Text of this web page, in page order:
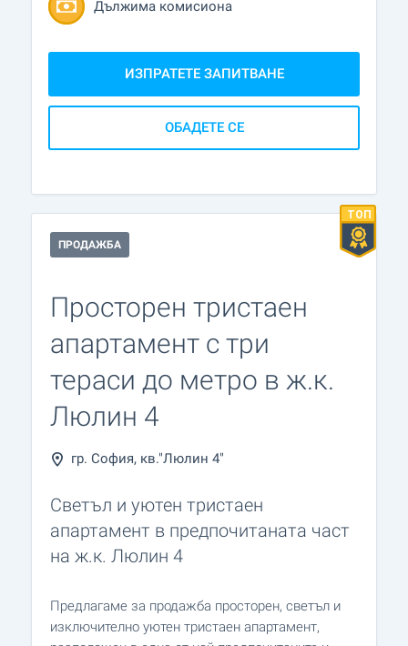
Дължима комисиона
ИЗПРАТЕТЕ ЗАПИТВАНЕ
ОБАДЕТЕ СЕ
ПРОДАЖБА
Просторен тристаен
апартамент с три
тераси до метро в ж.к.
Люлин 4
гр. София, кв."Люлин 4"
Светъл и уютен тристаен
апартамент в предпочитаната част
на ж.к. Люлин 4
Предлагаме за продажба просторен, светъл и
изключително уютен тристаен апартамент,